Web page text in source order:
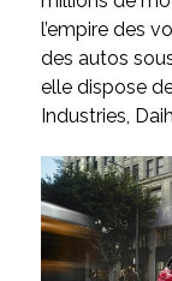
l’empire des
des autos
elle dispose
Industries,